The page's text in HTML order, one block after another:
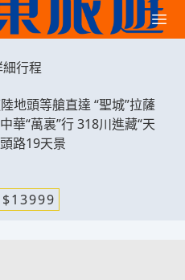
地頭等艙直達 “聖城”拉薩
華“萬裏”行 318川進藏“天
路19天景
$13999
行程